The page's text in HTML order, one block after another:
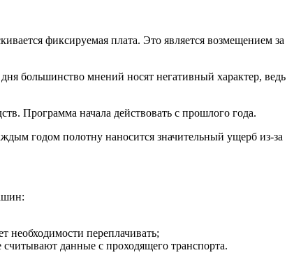
фиксируемая плата. Это является возмещением за
большинство мнений носят негативный характер, ведь
Программа начала действовать с прошлого года.
годом полотну наносится значительный ущерб из-за
необходимости переплачивать;
данные с проходящего транспорта.